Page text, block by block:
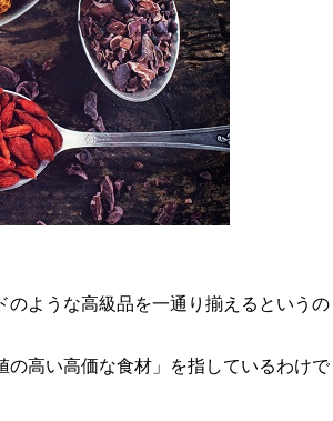
ような高級品を一通り揃えるというの
の高い高価な食材」を指しているわけで